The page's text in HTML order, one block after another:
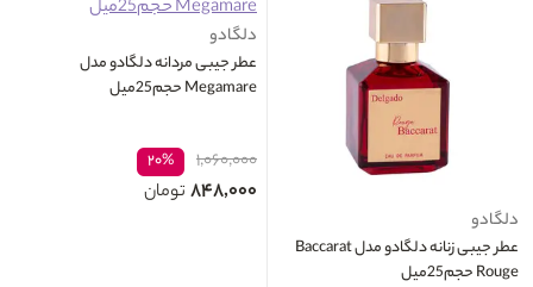
دلگادو
عطر جیبی زنانه دلگادو مدل Baccarat
Rouge حجم25میل
دلگادو
عطر جیبی مردانه دلگادو مدل
Megamare حجم25میل
۱,۰۶۰,۰۰۰ ۲۰%
۸۴۸,۰۰۰ تومان